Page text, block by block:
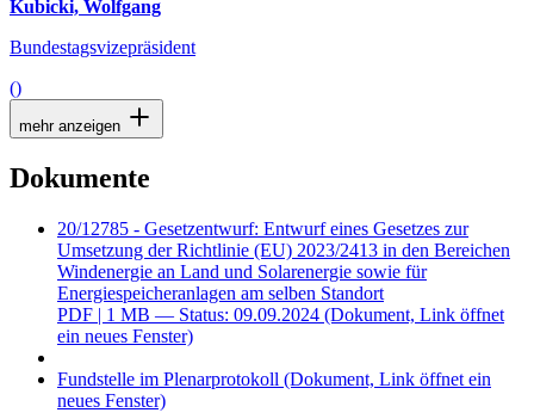
Kubicki, Wolfgang
Bundestagsvizepräsident
()
mehr anzeigen
Dokumente
20/12785 - Gesetzentwurf: Entwurf eines Gesetzes zur
Umsetzung der Richtlinie (EU) 2023/2413 in den Bereichen
Windenergie an Land und Solarenergie sowie für
Energiespeicheranlagen am selben Standort
PDF | 1 MB — Status: 09.09.2024 (Dokument, Link öffnet
ein neues Fenster)
Fundstelle im Plenarprotokoll (Dokument, Link öffnet ein
neues Fenster)